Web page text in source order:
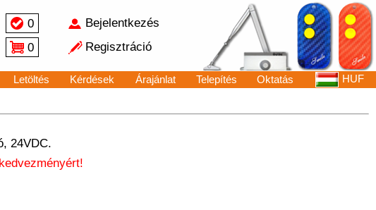
0
0
Bejelentkezés
Regisztráció
Letöltés Kérdések Árajánlat Telepítés Oktatás HUF
24VDC.